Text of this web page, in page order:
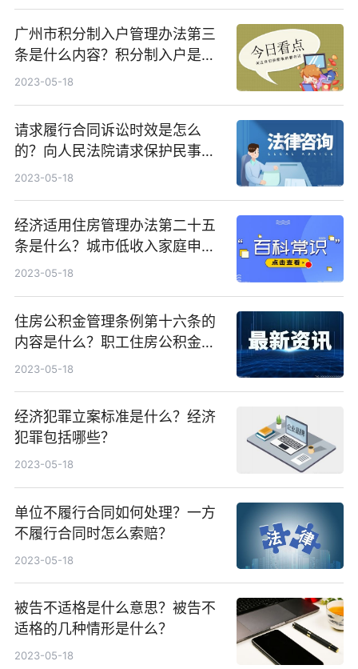
广州市积分制入户管理办法第三
条是什么内容？积分制入户是指
什么呢？
2023-05-18
请求履行合同诉讼时效是怎么
的？向人民法院请求保护民事权
利的诉讼时效期间为三年吗？
2023-05-18
经济适用住房管理办法第二十五
条是什么？城市低收入家庭申请
购买经济适用住房应同时符合哪
2023-05-18
住房公积金管理条例第十六条的
内容是什么？职工住房公积金的
月缴存额为多少？
2023-05-18
经济犯罪立案标准是什么？经济
犯罪包括哪些？
2023-05-18
单位不履行合同如何处理？一方
不履行合同时怎么索赔？
2023-05-18
被告不适格是什么意思？被告不
适格的几种情形是什么？
2023-05-18